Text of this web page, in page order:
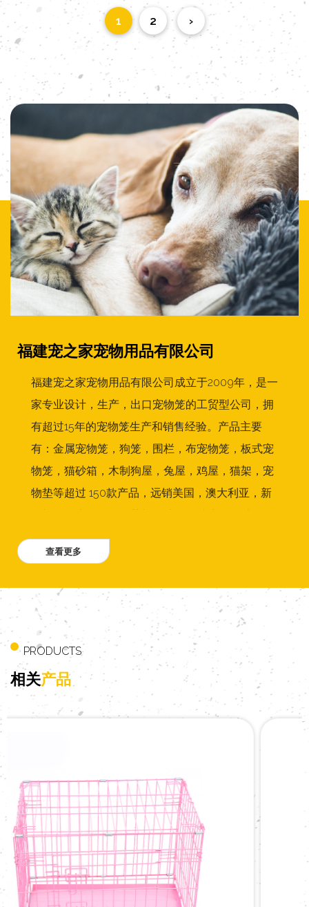
查看更多
1 2 ›
福建宠之家宠物用品有限公司
福建宠之家宠物用品有限公司成立于2009年，是一
家专业设计，生产，出口宠物笼的工贸型公司，拥
有超过15年的宠物笼生产和销售经验。产品主要
有：金属宠物笼，狗笼，围栏，布宠物笼，板式宠
物笼，猫砂箱，木制狗屋，兔屋，鸡屋，猫架，宠
物垫等超过 150款产品，远销美国，澳大利亚，新
麦，波兰，比利时，菲律宾，墨西哥，希腊 ，台
湾，香港等20多个国家和地区。公司拥有专业的设
生产线，每个月超过50个集装箱出口到国外。我们
公司一直以高质量为前提，给国内外客户提供好的
产品和服务。
PRODUCTS
相关产品